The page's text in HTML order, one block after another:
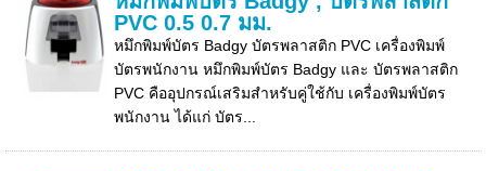
PVC 0.5 0.7 มม.
หมึกพิมพ์บัตร Badgy บัตรพลาสติก PVC เครื่องพิมพ์
บัตรพนักงาน หมึกพิมพ์บัตร Badgy และ บัตรพลาสติก
PVC คืออุปกรณ์เสริมสำหรับคู่ใช้กับ เครื่องพิมพ์บัตร
พนักงาน ได้แก่ บัตร...